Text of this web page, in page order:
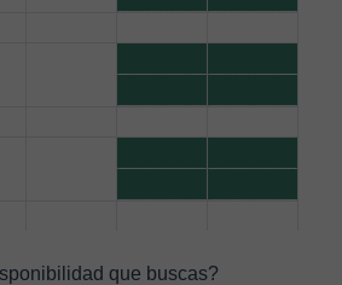
que buscas?